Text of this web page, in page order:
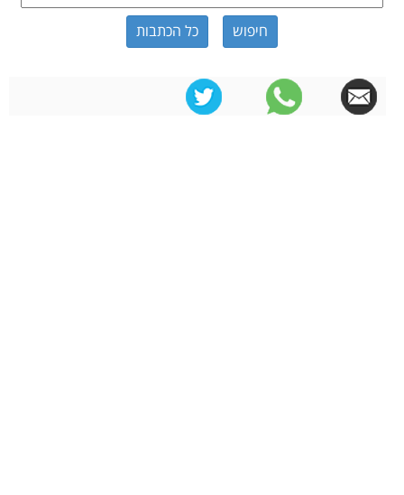
כל הכתבות